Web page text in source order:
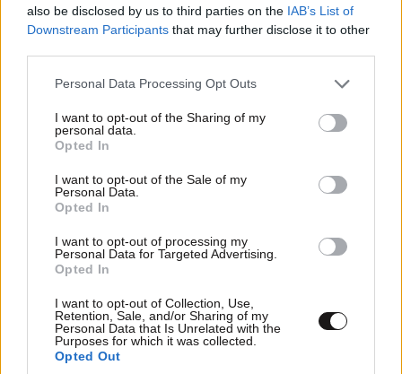
also be disclosed by us to third parties on the IAB’s List of
Downstream Participants that may further disclose it to other
Please note that this website/app uses one or more Google
not limited to your visit or usage behaviour. You may click to
grant or deny consent to Google and its third-party tags to
use your data for below specified purposes in below Google
consent section.
Personal Data Processing Opt Outs
I want to opt-out of the Sharing of my
personal data.
Opted In
I want to opt-out of the Sale of my
Personal Data.
Opted In
I want to opt-out of processing my
Personal Data for Targeted Advertising.
Opted In
I want to opt-out of Collection, Use,
Retention, Sale, and/or Sharing of my
Personal Data that Is Unrelated with the
Purposes for which it was collected.
Opted Out
εργοστάσια, σχολεία, εκκλησίες, προβλήτες και πλοία
διαλύθηκαν, ενώ συντρίμμια άρχισαν να επιπίπτουν σε
προκάλεσαν πυρκαϊές σχεδόν σε ολόκληρη την πόλη.
Στη θάλασσα το νερό εξατμίστηκε λόγω της έκρηξης
τόσο απότομα, ώστε φάνηκε ο πυθμένας. Καθώς το
δημιουργήθηκε ισχυρό τσουνάμι, το οποίο έπληξε τις
Απαντήστε